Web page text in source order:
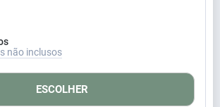
não inclusos
ESCOLHER